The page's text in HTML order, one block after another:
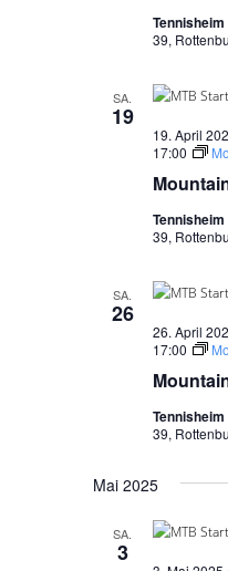
39,
SA.
19
19. April
17:00
39,
SA.
26
26. April
17:00
39,
Mai 2025
SA.
3